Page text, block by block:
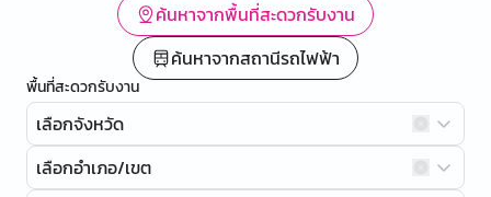
ค้นหาจากพื้นที่สะดวกรับงาน
ค้นหาจากสถานีรถไฟฟ้า
พื้นที่สะดวกรับงาน
เลือกจังหวัด
เลือกอำเภอ/เขต